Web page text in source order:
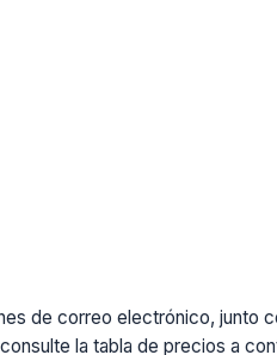
de correo electrónico, junto
la tabla de precios a